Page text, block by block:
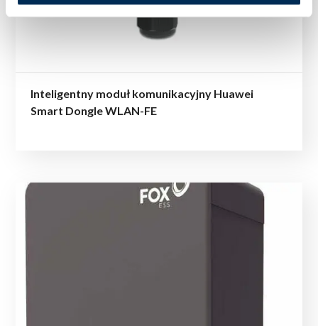
Inteligentny moduł komunikacyjny Huawei
Smart Dongle WLAN-FE